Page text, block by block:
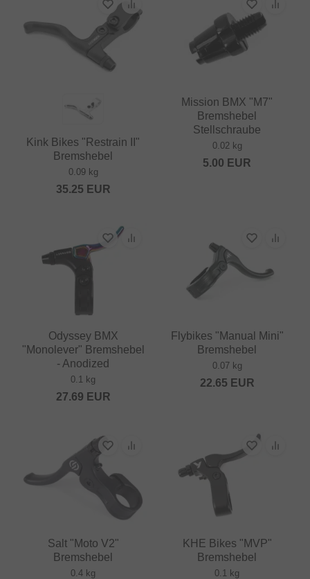
Kink Bikes "Restrain II"
Bremshebel
0.09 kg
35.25 EUR
Mission BMX "M7"
Bremshebel
Stellschraube
0.02 kg
5.00 EUR
Odyssey BMX
"Monolever" Bremshebel
- Anodized
0.1 kg
27.69 EUR
Flybikes "Manual Mini"
Bremshebel
0.07 kg
22.65 EUR
Salt "Moto V2"
Bremshebel
0.4 kg
KHE Bikes "MVP"
Bremshebel
0.1 kg